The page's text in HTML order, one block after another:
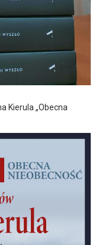
Kierula „Obecna